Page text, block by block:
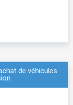
de véhicules